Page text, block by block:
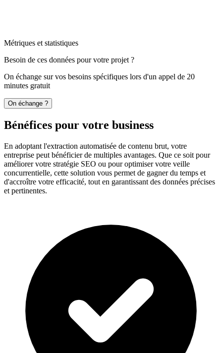
Métriques et statistiques
Besoin de ces données pour votre projet ?
On échange sur vos besoins spécifiques lors d'un appel de 20
minutes gratuit
On échange ?
Bénéfices pour votre business
En adoptant l'extraction automatisée de contenu brut, votre
entreprise peut bénéficier de multiples avantages. Que ce soit pour
améliorer votre stratégie SEO ou pour optimiser votre veille
concurrentielle, cette solution vous permet de gagner du temps et
d'accroître votre efficacité, tout en garantissant des données précises
et pertinentes.